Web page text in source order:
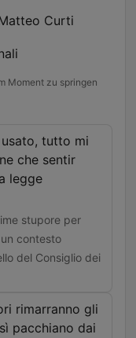
Curti
Moment zu springen
tutto mi
che sentir
legge
stupore per
contesto
del Consiglio dei
rimarranno gli
pacchiano dai